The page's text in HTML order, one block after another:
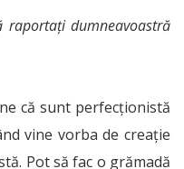
raportați dumneavoastră
că sunt perfecționistă
vine vorba de creație
Pot să fac o grămadă